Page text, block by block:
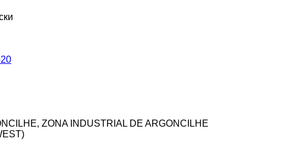
ZONA INDUSTRIAL DE ARGONCILHE